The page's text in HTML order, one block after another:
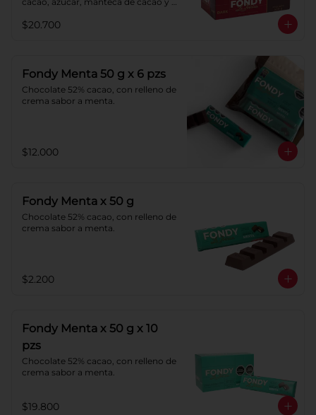
Cacao: 62%
$20.700
Fondy Menta 50 g x 6 pzs
Chocolate 52% cacao, con relleno de
crema sabor a menta.
$12.000
Fondy Menta x 50 g
Chocolate 52% cacao, con relleno de
crema sabor a menta.
$2.200
Fondy Menta x 50 g x 10
pzs
Chocolate 52% cacao, con relleno de
crema sabor a menta.
$19.800